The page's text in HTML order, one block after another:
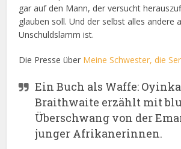
gar auf den Mann, der versucht
glauben soll. Und der selbst alles andere
Unschuldslamm ist.
Die Presse über Meine Schwester, die
Ein Buch als Waffe:
Braithwaite erzählt mit
Überschwang von der
junger Afrikanerinnen.